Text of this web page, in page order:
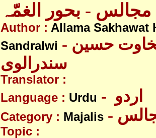
مجالس - بحور الغمّہ
Author : Allama Sakhawat
Sandralwi - علامہ سخاوت حسین
سندرالوی
Translator :
Language : Urdu
Category : Majalis
Topic :